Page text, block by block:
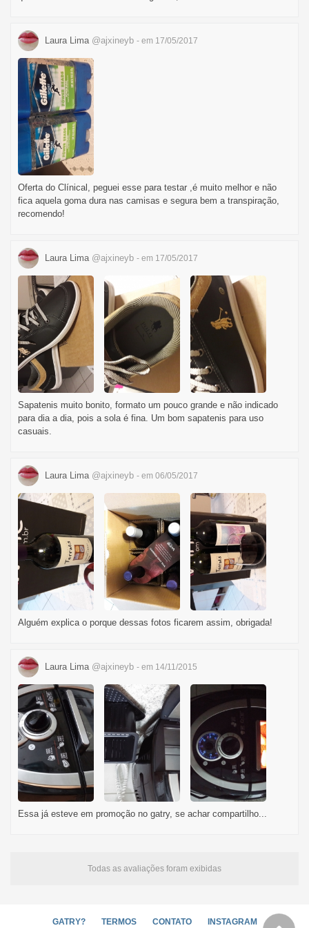
Laura Lima @ajxineyb - em 17/05/2017
Oferta do Clínical, peguei esse para testar ,é muito melhor e não
fica aquela goma dura nas camisas e segura bem a transpiração,
recomendo!
Laura Lima @ajxineyb - em 17/05/2017
Sapatenis muito bonito, formato um pouco grande e não indicado
para dia a dia, pois a sola é fina. Um bom sapatenis para uso
casuais.
Laura Lima @ajxineyb - em 06/05/2017
Alguém explica o porque dessas fotos ficarem assim, obrigada!
Laura Lima @ajxineyb - em 14/11/2015
Essa já esteve em promoção no gatry, se achar compartilho...
Todas as avaliações foram exibidas
GATRY? TERMOS CONTATO INSTAGRAM